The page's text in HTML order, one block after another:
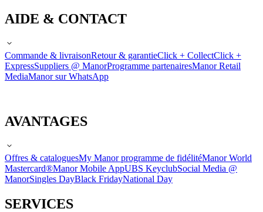
AIDE & CONTACT
Commande & livraisonRetour & garantieClick + CollectClick +
ExpressSuppliers @ ManorProgramme partenairesManor Retail
MediaManor sur WhatsApp
AVANTAGES
Offres & cataloguesMy Manor programme de fidélitéManor World
Mastercard®Manor Mobile AppUBS KeyclubSocial Media @
ManorSingles DayBlack FridayNational Day
SERVICES